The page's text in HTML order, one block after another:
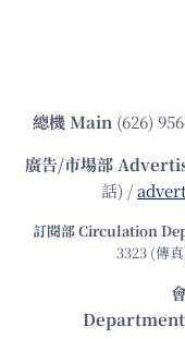
總機Main (626)
廣告/市場部
話) /
訂閱部 Circulation
3323 (傳
Department